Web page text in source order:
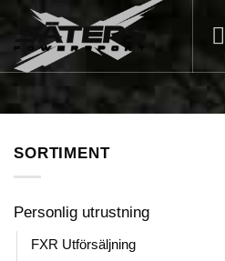
content
SORTIMENT
Personlig utrustning
FXR Utförsäljning